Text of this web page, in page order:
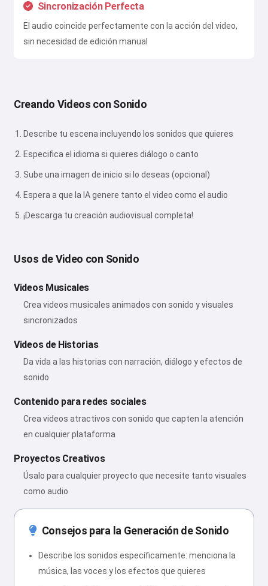
Sincronización Perfecta
El audio coincide perfectamente con la acción del video,
sin necesidad de edición manual
Creando Videos con Sonido
Describe tu escena incluyendo los sonidos que quieres
Especifica el idioma si quieres diálogo o canto
Sube una imagen de inicio si lo deseas (opcional)
Espera a que la IA genere tanto el video como el audio
¡Descarga tu creación audiovisual completa!
Usos de Video con Sonido
Videos Musicales
Crea videos musicales animados con sonido y visuales
sincronizados
Videos de Historias
Da vida a las historias con narración, diálogo y efectos de
sonido
Contenido para redes sociales
Crea videos atractivos con sonido que capten la atención
en cualquier plataforma
Proyectos Creativos
Úsalo para cualquier proyecto que necesite tanto visuales
como audio
Consejos para la Generación de Sonido
Describe los sonidos específicamente: menciona la
música, las voces y los efectos que quieres